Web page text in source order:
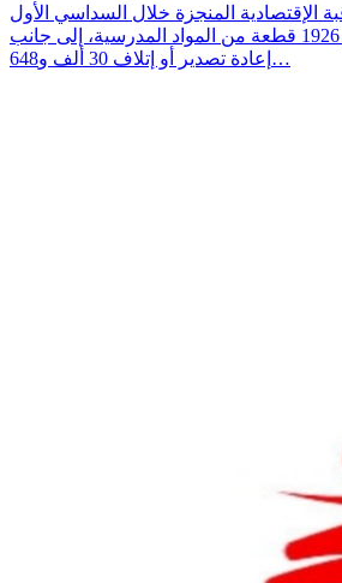
الإقتصادية المنجزة خلال السداسي الأول
من سنة 2026، عن حجز 1926 قطعة من المواد المدرسية، إلى جانب
إعادة تصدير أو إتلاف 30 ألف و648…